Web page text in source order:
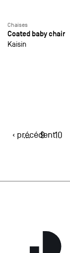
Chaises
Coated baby chair
Kaisin
‹ précédent
… 9 10